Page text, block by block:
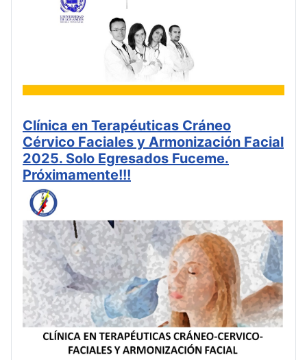
Clínica en Terapéuticas Cráneo
Cérvico Faciales y Armonización Facial
2025. Solo Egresados Fuceme.
Próximamente!!!